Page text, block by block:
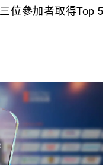
三位參加者取得Top 5